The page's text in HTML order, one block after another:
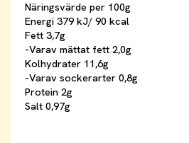
Näringsvärde per 100g
Energi 379 kJ/ 90 kcal
Fett 3,7g
-Varav mättat fett 2,0g
Kolhydrater 11,6g
-Varav sockerarter 0,8g
Protein 2g
Salt 0,97g